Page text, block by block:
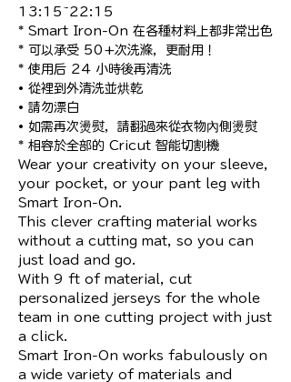
13:15~22:15
* Smart Iron-On 在各種材料上都非常出色
* 可以承受 50+次洗滌，更耐用！
* 使用后 24 小時後再清洗
• 從裡到外清洗並烘乾
• 請勿漂白
• 如需再次燙熨，請翻過來從衣物內側燙熨
* 相容於全部的 Cricut 智能切割機
Wear your creativity on your sleeve,
your pocket, or your pant leg with
Smart Iron-On.
This clever crafting material works
without a cutting mat, so you can
just load and go.
With 9 ft of material, cut
personalized jerseys for the whole
team in one cutting project with just
a click.
Smart Iron-On works fabulously on
a wide variety of materials and